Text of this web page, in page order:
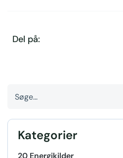
Del på:
Kategorier
20 Energikilder